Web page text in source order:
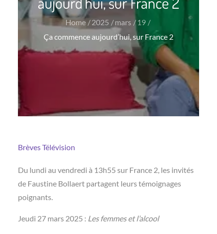
Home 2025 mars
19
Ça commence aujourd’hui, sur France 2
BrèvesTélévision
Du lundi au vendredi à 13h55 sur France 2, les invités
de Faustine Bollaert partagent leurs témoignages
poignants.
Jeudi 27 mars 2025 : Les femmes et l’alcool